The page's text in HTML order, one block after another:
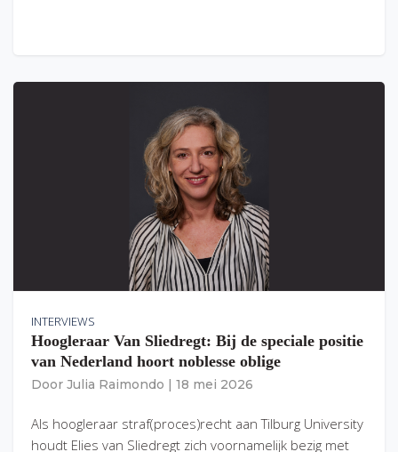
INTERVIEWS
Hoogleraar Van Sliedregt: Bij de speciale positie
van Nederland hoort noblesse oblige
Door Julia Raimondo 18 mei 2026
Als hoogleraar straf(proces)recht aan Tilburg University
houdt Elies van Sliedregt zich voornamelijk bezig met